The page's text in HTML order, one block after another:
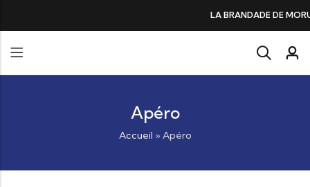
DE MORUE PRÉFÉRÉE DES GOURMANDS, N°1 DANS LES CŒURS ET
Apéro
Accueil » Apéro